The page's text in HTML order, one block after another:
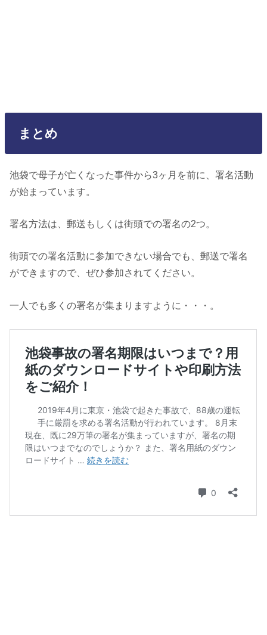
まとめ
池袋で母子が亡くなった事件から3ヶ月を前に、署名活動
が始まっています。
署名方法は、郵送もしくは街頭での署名の2つ。
街頭での署名活動に参加できない場合でも、郵送で署名
ができますので、ぜひ参加されてください。
一人でも多くの署名が集まりますように・・・。